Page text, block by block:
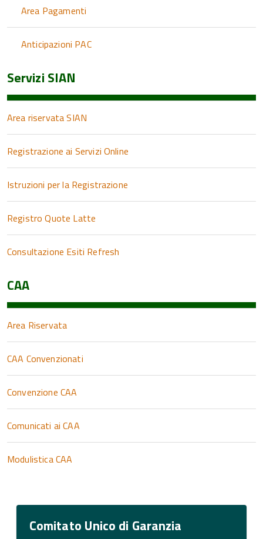
Area Pagamenti
Anticipazioni PAC
Servizi SIAN
Area riservata SIAN
Registrazione ai Servizi Online
Istruzioni per la Registrazione
Registro Quote Latte
Consultazione Esiti Refresh
CAA
Area Riservata
CAA Convenzionati
Convenzione CAA
Comunicati ai CAA
Modulistica CAA
Comitato Unico di Garanzia